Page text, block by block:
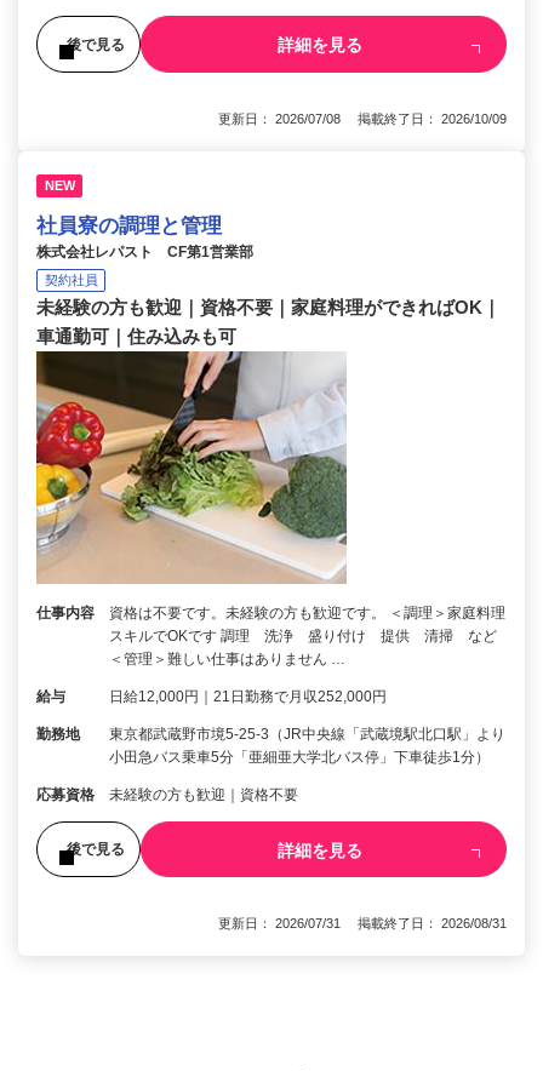
後で見る 詳細を見る
更新日： 2026/07/08 掲載終了日： 2026/10/09
NEW
社員寮の調理と管理
株式会社レパスト CF第1営業部
契約社員
未経験の方も歓迎｜資格不要｜家庭料理ができればOK｜
車通勤可｜住み込みも可
仕事内容
資格は不要です。未経験の方も歓迎です。 ＜調理＞家庭料理
スキルでOKです 調理 洗浄 盛り付け 提供 清掃 など
＜管理＞難しい仕事はありません …
給与 日給12,000円｜21日勤務で月収252,000円
勤務地
東京都武蔵野市境5-25-3（JR中央線「武蔵境駅北口駅」より
小田急バス乗車5分「亜細亜大学北バス停」下車徒歩1分）
応募資格 未経験の方も歓迎｜資格不要
後で見る 詳細を見る
更新日： 2026/07/31 掲載終了日： 2026/08/31